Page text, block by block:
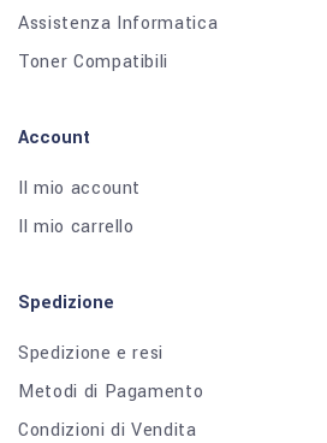
Assistenza Informatica
Toner Compatibili
Account
Il mio account
Il mio carrello
Spedizione
Spedizione e resi
Metodi di Pagamento
Condizioni di Vendita